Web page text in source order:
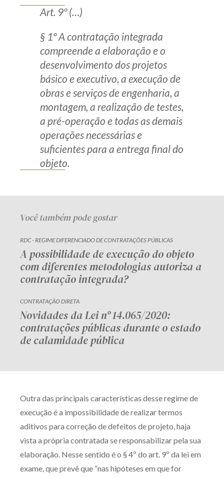
Art. 9º (…)
§ 1º A contratação integrada
compreende a elaboração e o
desenvolvimento dos projetos
básico e executivo, a execução de
obras e serviços de engenharia, a
montagem, a realização de testes,
a pré-operação e todas as demais
operações necessárias e
suficientes para a entrega final do
objeto.
Você também pode gostar
RDC - REGIME DIFERENCIADO DE CONTRATAÇÕES PÚBLICAS
A possibilidade de execução do objeto
com diferentes metodologias autoriza a
contratação integrada?
CONTRATAÇÃO DIRETA
Novidades da Lei nº 14.065/2020:
contratações públicas durante o estado
de calamidade pública
Outra das principais características desse regime de
execução é a impossibilidade de realizar termos
aditivos para correção de defeitos de projeto, haja
vista a própria contratada se responsabilizar pela sua
elaboração. Nesse sentido é o § 4º do art. 9º da lei em
exame, que prevê que “nas hipóteses em que for